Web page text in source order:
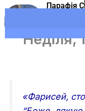
Skip
to
Парафія
Неділя,
«Фарисей,